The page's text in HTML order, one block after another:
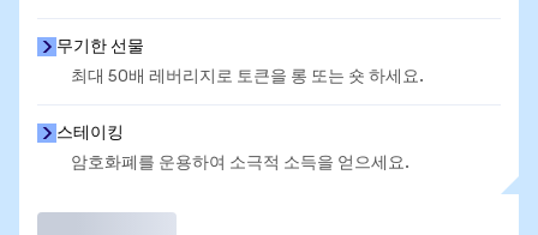
무기한 선물
최대 50배 레버리지로 토큰을 롱 또는 숏 하세요.
스테이킹
암호화폐를 운용하여 소극적 소득을 얻으세요.